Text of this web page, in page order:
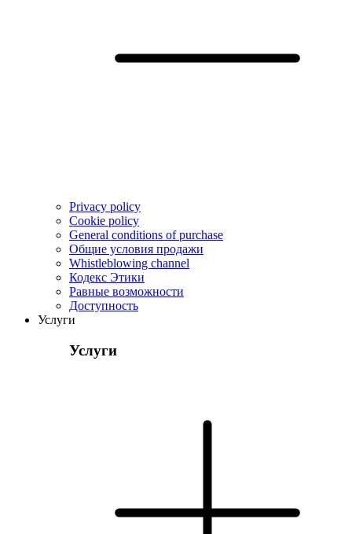
Privacy policy
Cookie policy
General conditions of purchase
Общие условия продажи
Whistleblowing channel
Кодекс Этики
Pавные возможности
Доступность
Услуги
Услуги